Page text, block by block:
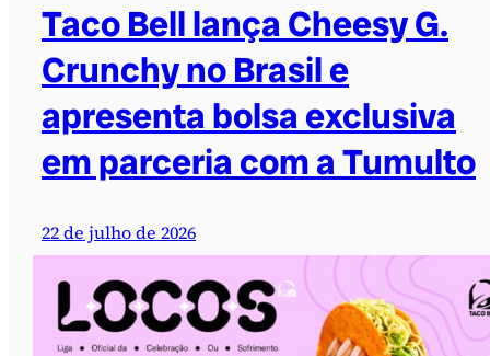
Taco Bell lança Cheesy G.
Crunchy no Brasil e
apresenta bolsa exclusiva
em parceria com a Tumulto
22 de julho de 2026